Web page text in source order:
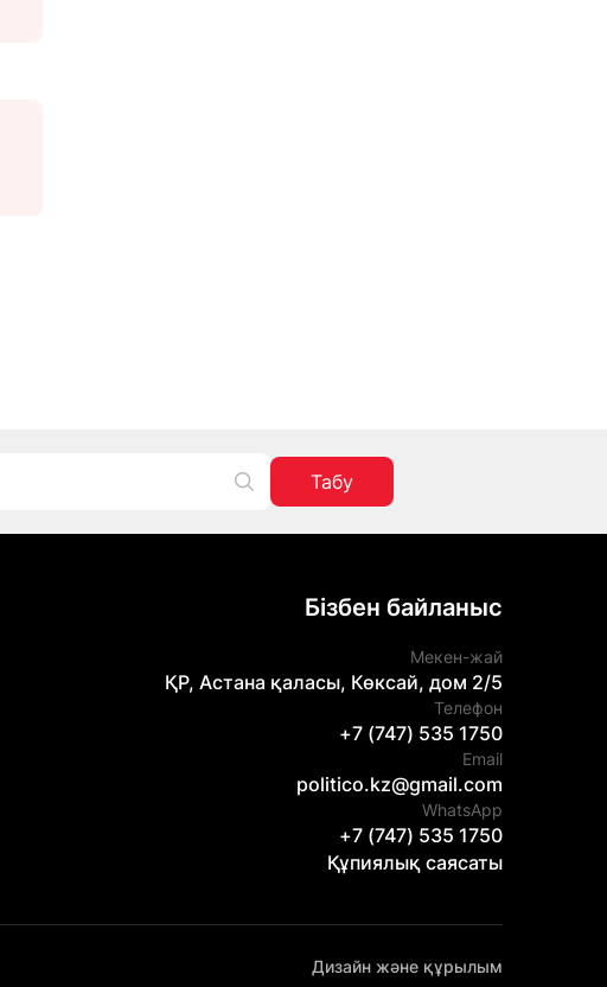
Табу
Бізбен байланыс
Мекен-жай
ҚР, Астана қаласы, Көксай, дом 2/5
Телефон
+7 (747) 535 1750
Email
politico.kz@gmail.com
WhatsApp
+7 (747) 535 1750
Құпиялық саясаты
Дизайн және құрылым